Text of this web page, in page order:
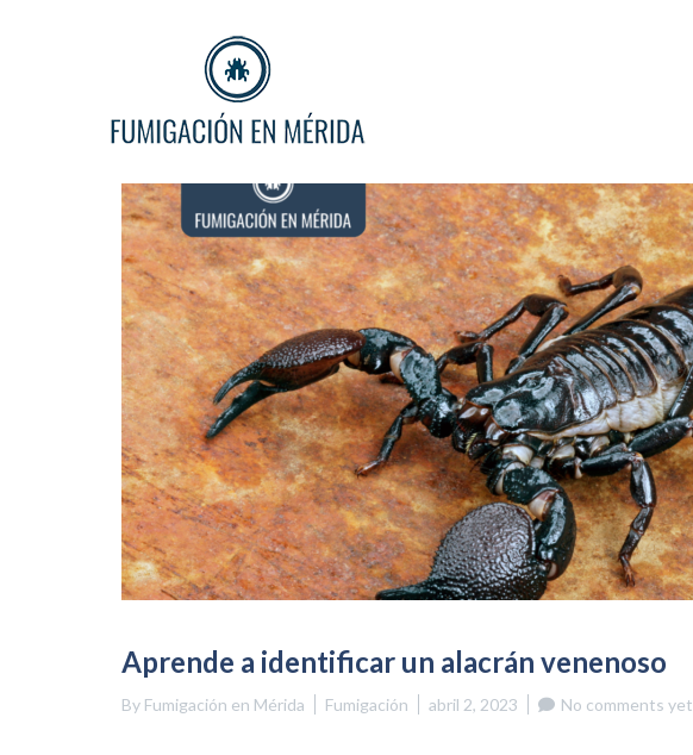
Aprende a identificar un alacrán venenoso
By Fumigación en Mérida Fumigación abril 2, 2023 No comments yet